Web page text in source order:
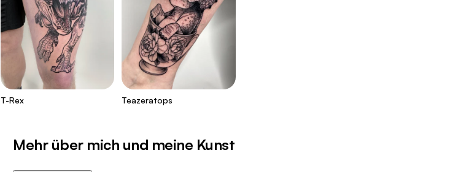
T-Rex Teazeratops
Mehr über mich und meine Kunst